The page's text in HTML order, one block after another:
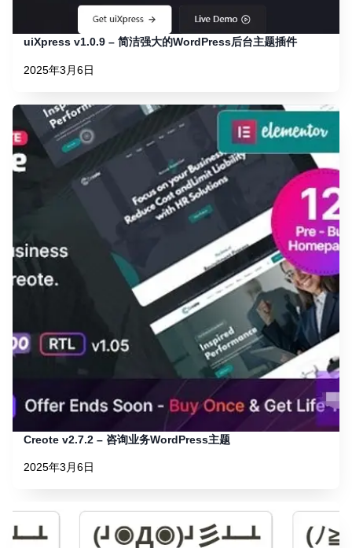
uiXpress v1.0.9 – 简洁强大的WordPress后台主题插件
2025年3月6日
Creote v2.7.2 – 咨询业务WordPress主题
2025年3月6日